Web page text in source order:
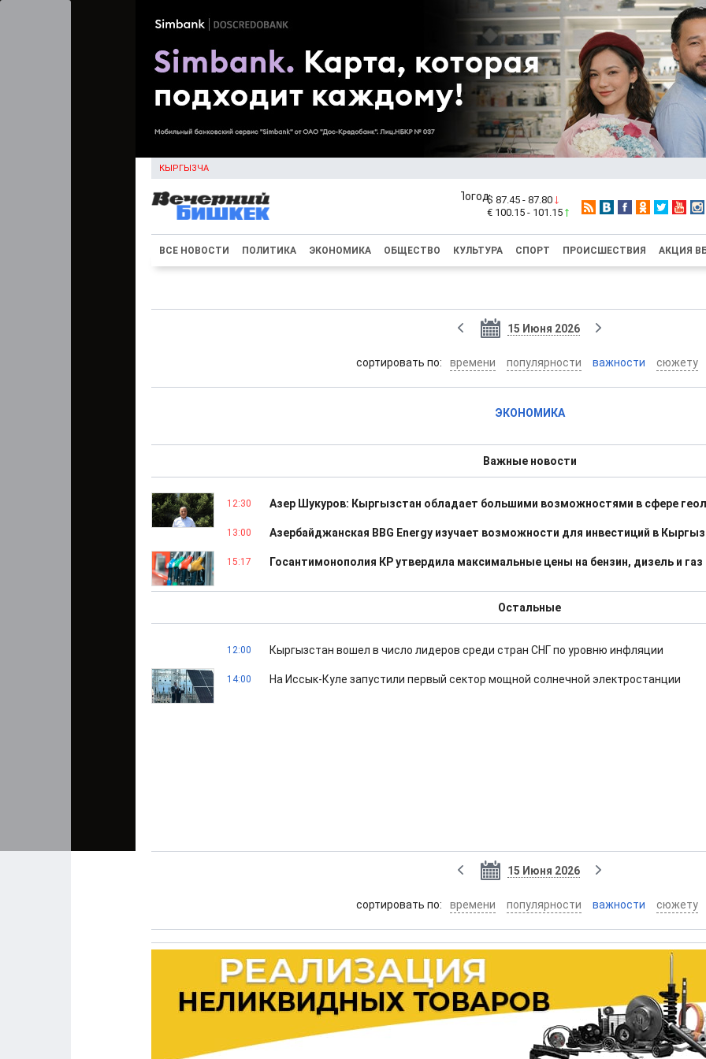
КЫРГЫЗЧА
$ 87.45 - 87.80
€ 100.15 - 101.15
ВСЕ НОВОСТИ ПОЛИТИКА ЭКОНОМИКА ОБЩЕСТВО КУЛЬТУРА СПОРТ ПРОИСШЕСТВИЯ АКЦИЯ
15 Июня 2026
cортировать по: времени популярности важности сюжету
ЭКОНОМИКА
Важные новости
12:30 Азер Шукуров: Кыргызстан обладает большими возможностями в сфере
13:00 Азербайджанская BBG Energy изучает возможности для инвестиций в
15:17 Госантимонополия КР утвердила максимальные цены на бензин, дизель и газ
Остальные
12:00 Кыргызстан вошел в число лидеров среди стран СНГ по уровню инфляции
14:00 На Иссык-Куле запустили первый сектор мощной солнечной электростанции
15 Июня 2026
cортировать по: времени популярности важности сюжету